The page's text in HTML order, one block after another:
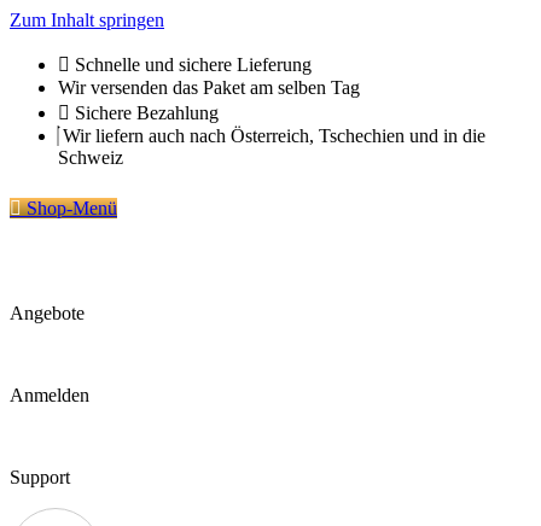
Zum Inhalt springen
Schnelle und sichere Lieferung
Wir versenden das Paket am selben Tag
Sichere Bezahlung
Wir liefern auch nach Österreich, Tschechien und in die
Schweiz
Shop-Menü
Angebote
Anmelden
Support